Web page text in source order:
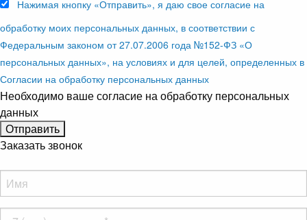
Нажимая кнопку «Отправить», я даю свое согласие на
обработку моих персональных данных, в соответствии с
Федеральным законом от 27.07.2006 года №152-ФЗ «О
персональных данных», на условиях и для целей, определенных в
Согласии на обработку персональных данных
Необходимо ваше согласие на обработку персональных
данных
Заказать звонок